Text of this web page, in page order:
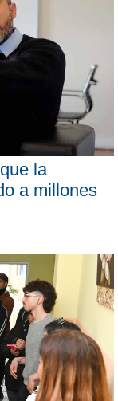
la
a millones